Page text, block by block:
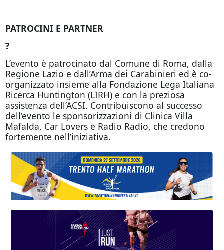
PATROCINI E PARTNER
?
L’evento è patrocinato dal Comune di Roma, dalla
Regione Lazio e dall’Arma dei Carabinieri ed è co-
organizzato insieme alla Fondazione Lega Italiana
Ricerca Huntington (LIRH) e con la preziosa
assistenza dell’ACSI. Contribuiscono al successo
dell’evento le sponsorizzazioni di Clinica Villa
Mafalda, Car Lovers e Radio Radio, che credono
fortemente nell’iniziativa.